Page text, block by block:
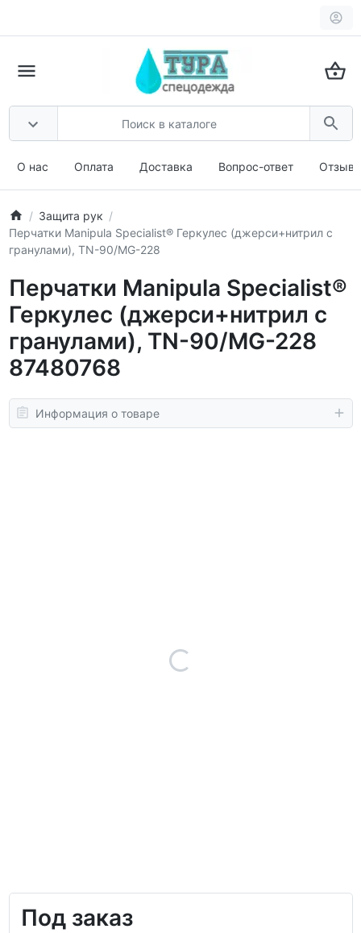
О нас Оплата Доставка Вопрос-ответ
Защита рук
Перчатки Manipula Specialist® Геркулес (джерси+нитрил с
гранулами), TN-90/MG-228
Перчатки Manipula Specialist®
Геркулес (джерси+нитрил с
гранулами), TN-90/MG-228
87480768
Информация о товаре
Под заказ